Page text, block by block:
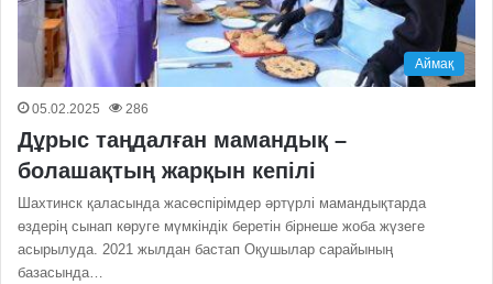
Аймақ
05.02.2025 286
Дұрыс таңдалған мамандық –
болашақтың жарқын кепілі
Шахтинск қаласында жасөспірімдер әртүрлі мамандықтарда
өздерің сынап көруге мүмкіндік беретін бірнеше жоба жүзеге
асырылуда. 2021 жылдан бастап Оқушылар сарайының
базасында…